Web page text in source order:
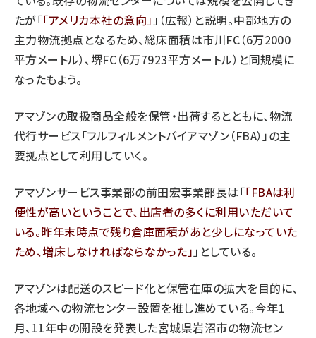
たが「 アメリカ本社の意向 」（広報）と説明。中部地方の
主力物流拠点となるため、総床面積は市川FC（6万2000
平方メートル）、堺FC（6万7923平方メートル）と同規模に
なったもよう。
アマゾンの取扱商品全般を保管・出荷するとともに、物流
代行サービス「フルフィルメントバイアマゾン（FBA）」の主
要拠点として利用していく。
アマゾンサービス事業部の前田宏事業部長は「 FBAは利
便性が高いということで、出店者の多くに利用いただいて
いる。昨年末時点で残り倉庫面積があと少しになっていた
ため、増床しなければならなかった 」としている。
アマゾンは配送のスピード化と保管在庫の拡大を目的に、
各地域への物流センター設置を推し進めている。今年1
月、11年中の開設を発表した宮城県岩沼市の物流セン